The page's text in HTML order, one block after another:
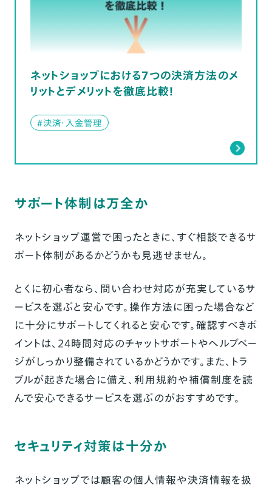
ネットショップにおける7つの決済方法のメ
リットとデメリットを徹底比較！
#決済・入金管理
サポート体制は万全か
ネットショップ運営で困ったときに、すぐ相談できるサ
ポート体制があるかどうかも見逃せません。
とくに初心者なら、問い合わせ対応が充実しているサ
ービスを選ぶと安心です。操作方法に困った場合など
に十分にサポートしてくれると安心です。確認すべきポ
イントは、24時間対応のチャットサポートやヘルプペー
ジがしっかり整備されているかどうかです。また、トラ
ブルが起きた場合に備え、利用規約や補償制度を読
んで安心できるサービスを選ぶのがおすすめです。
セキュリティ対策は十分か
ネットショップでは顧客の個人情報や決済情報を扱